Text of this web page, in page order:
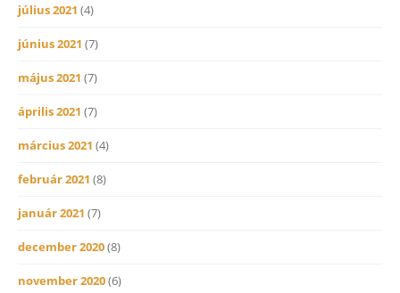
július 2021 (4)
június 2021 (7)
május 2021 (7)
április 2021 (7)
március 2021 (4)
február 2021 (8)
január 2021 (7)
december 2020(8)
november 2020(6)